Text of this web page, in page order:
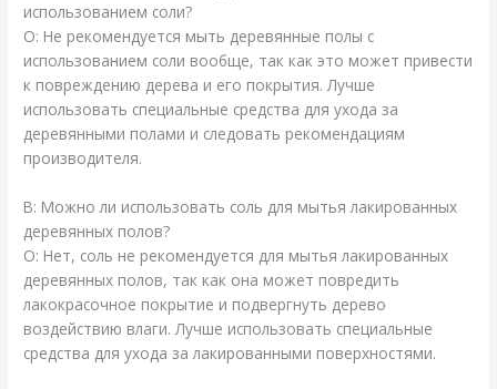
использованием соли?
О: Не рекомендуется мыть деревянные полы с
использованием соли вообще, так как это может привести
к повреждению дерева и его покрытия. Лучше
использовать специальные средства для ухода за
деревянными полами и следовать рекомендациям
производителя.
В: Можно ли использовать соль для мытья лакированных
деревянных полов?
О: Нет, соль не рекомендуется для мытья лакированных
деревянных полов, так как она может повредить
лакокрасочное покрытие и подвергнуть дерево
воздействию влаги. Лучше использовать специальные
средства для ухода за лакированными поверхностями.